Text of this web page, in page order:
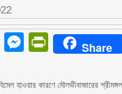
WhatsApp
Messenger
Share
হাওয়ার কারণে মৌলভীবাজারের